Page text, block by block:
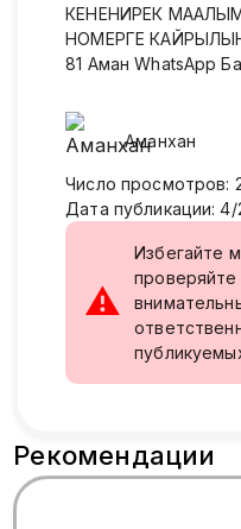
КЕНЕНИРЕК
НОМЕРГЕ
81 Аман WhatsApp
Аманхан
Число просмотров:
Дата публикации: 4/
⚠
Избегайте
Рекомендации